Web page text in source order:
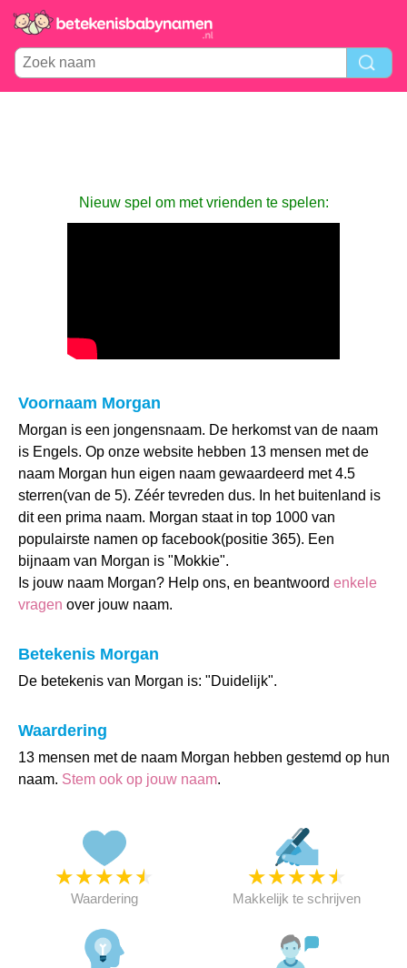
Nieuw spel om met vrienden te spelen:
Voornaam Morgan
Morgan is een jongensnaam. De herkomst van de naam
is Engels. Op onze website hebben 13 mensen met de
naam Morgan hun eigen naam gewaardeerd met 4.5
sterren(van de 5). Zéér tevreden dus. In het buitenland is
dit een prima naam. Morgan staat in top 1000 van
populairste namen op facebook(positie 365). Een
bijnaam van Morgan is "Mokkie".
Is jouw naam Morgan? Help ons, en beantwoord enkele
vragen over jouw naam.
Betekenis Morgan
De betekenis van Morgan is: "Duidelijk".
Waardering
13 mensen met de naam Morgan hebben gestemd op hun
naam. Stem ook op jouw naam.
★★★★★
Waardering
★★★★★
Makkelijk te schrijven